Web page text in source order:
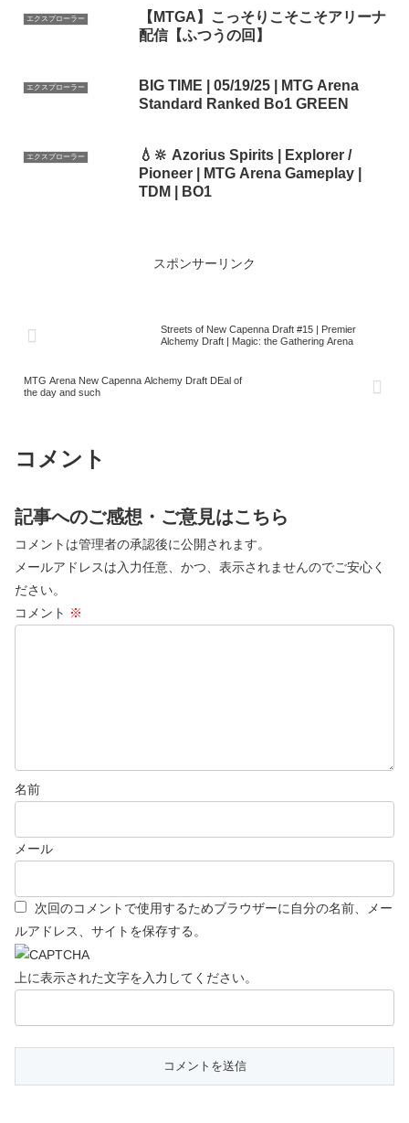
エクスプローラー
【MTGA】こっそりこそこそアリーナ
配信【ふつうの回】
エクスプローラー
BIG TIME | 05/19/25 | MTG Arena
Standard Ranked Bo1 GREEN
エクスプローラー
💧🔆 Azorius Spirits | Explorer /
Pioneer | MTG Arena Gameplay |
TDM | BO1
スポンサーリンク
Streets of New Capenna Draft #15 | Premier
Alchemy Draft | Magic: the Gathering Arena
MTG Arena New Capenna Alchemy Draft DEal of
the day and such
コメント
記事へのご感想・ご意見はこちら
コメントは管理者の承認後に公開されます。
メールアドレスは入力任意、かつ、表示されませんのでご安心く
ださい。
コメント ※
名前
メール
次回のコメントで使用するためブラウザーに自分の名前、メー
ルアドレス、サイトを保存する。
上に表示された文字を入力してください。